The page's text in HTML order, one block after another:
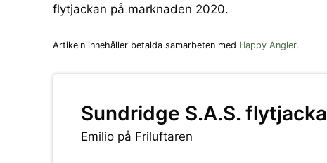
flytjackan på marknaden 2020.
Artikeln innehåller betalda samarbeten med Happy Angler.
Sundridge S.A.S. flytjacka
Emilio på Friluftaren